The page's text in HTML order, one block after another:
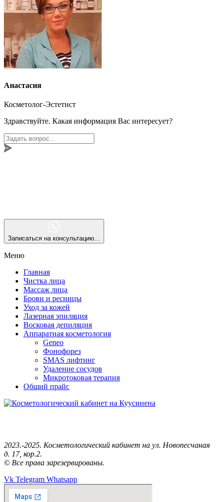
Анастасия
Косметолог-Эстетист
Здравствуйте. Какая информация Вас интересует?
Записаться на консультацию...
Меню
Главная
Чистка лица
Массаж лица
Брови и ресницы
Уход за кожей
Лазерная эпиляция
Восковая депиляция
Аппаратная косметология
Geneo
Фонофорез
SMAS лифтинг
Удаление сосудов
Микротоковая терапия
Общий прайс
2023.-2025. Косметологический кабинет на ул. Новопесчаная
д. 17, кор.2.
© Все права зарезервированы.
Vk Telegram Whatsapp